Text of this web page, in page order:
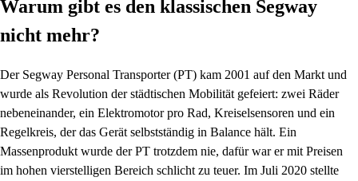
Warum gibt es den klassischen Segway
nicht mehr?
Der Segway Personal Transporter (PT) kam 2001 auf den Markt und
wurde als Revolution der städtischen Mobilität gefeiert: zwei Räder
nebeneinander, ein Elektromotor pro Rad, Kreiselsensoren und ein
Regelkreis, der das Gerät selbstständig in Balance hält. Ein
Massenprodukt wurde der PT trotzdem nie, dafür war er mit Preisen
im hohen vierstelligen Bereich schlicht zu teuer. Im Juli 2020 stellte